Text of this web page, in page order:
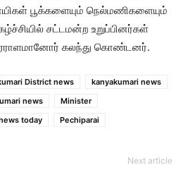
பூக்களையும் நெல்மணிகளையும்
சட்டமன்ற உறுப்பினர்கள்
ஏராளமானோர் கலந்து கொண்டனர்.
District news
kanyakumari news
news
Minister
today Pechiparai
Next article